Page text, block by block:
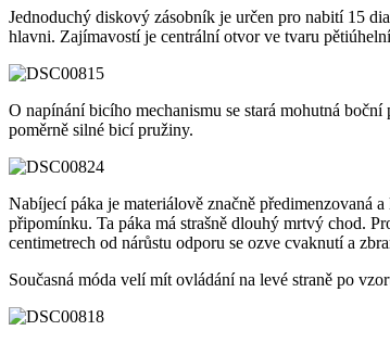
Jednoduchý diskový zásobník je určen pro nabití 15
hlavni. Zajímavostí je centrální otvor ve tvaru
O napínání bicího mechanismu se stará mohutná
poměrně silné bicí pružiny.
Nabíjecí páka je materiálově značně předimenzovaná
připomínku. Ta páka má strašně dlouhý mrtvý chod.
centimetrech od nárůstu odporu se ozve cvaknutí a
Současná móda velí mít ovládání na levé straně po